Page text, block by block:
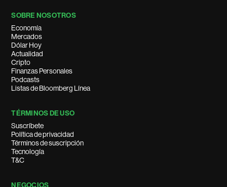
SOBRE NOSOTROS
Economía
Mercados
Dólar Hoy
Actualidad
Cripto
Finanzas Personales
Podcasts
Listas de Bloomberg Línea
TÉRMINOS DE USO
Suscríbete
Política de privacidad
Términos de suscripción
Tecnología
T&C
NEGOCIOS